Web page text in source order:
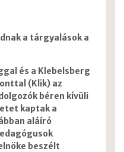
a tárgyalások a
és a Klebelsberg
(Klik) az
béren kívüli
kaptak a
aláíró
beszélt